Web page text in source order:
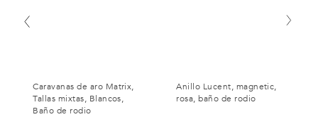
Caravanas de aro Matrix,
Tallas mixtas, Blancos,
Baño de rodio
Anillo Lucent, magnetic,
rosa, baño de rodio